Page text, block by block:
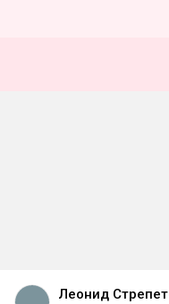
Леонид